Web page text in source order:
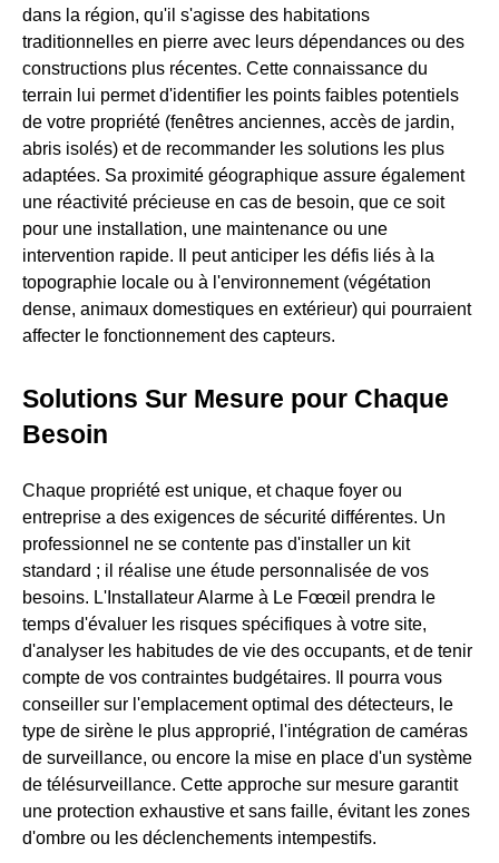
dans la région, qu'il s'agisse des habitations
traditionnelles en pierre avec leurs dépendances ou des
constructions plus récentes. Cette connaissance du
terrain lui permet d'identifier les points faibles potentiels
de votre propriété (fenêtres anciennes, accès de jardin,
abris isolés) et de recommander les solutions les plus
adaptées. Sa proximité géographique assure également
une réactivité précieuse en cas de besoin, que ce soit
pour une installation, une maintenance ou une
intervention rapide. Il peut anticiper les défis liés à la
topographie locale ou à l'environnement (végétation
dense, animaux domestiques en extérieur) qui pourraient
affecter le fonctionnement des capteurs.
Solutions Sur Mesure pour Chaque
Besoin
Chaque propriété est unique, et chaque foyer ou
entreprise a des exigences de sécurité différentes. Un
professionnel ne se contente pas d'installer un kit
standard ; il réalise une étude personnalisée de vos
besoins. L'Installateur Alarme à Le Fœœil prendra le
temps d'évaluer les risques spécifiques à votre site,
d'analyser les habitudes de vie des occupants, et de tenir
compte de vos contraintes budgétaires. Il pourra vous
conseiller sur l'emplacement optimal des détecteurs, le
type de sirène le plus approprié, l'intégration de caméras
de surveillance, ou encore la mise en place d'un système
de télésurveillance. Cette approche sur mesure garantit
une protection exhaustive et sans faille, évitant les zones
d'ombre ou les déclenchements intempestifs.